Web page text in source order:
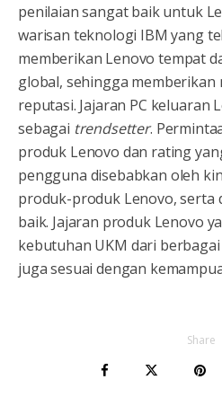
penilaian sangat baik untuk
warisan teknologi IBM yang
memberikan Lenovo tempat
global, sehingga
reputasi. Jajaran PC keluaran
sebagai trendsetter.
produk Lenovo dan rating
pengguna disebabkan oleh
produk-produk Lenovo, serta
baik. Jajaran produk Lenovo
kebutuhan UKM dari
juga sesuai dengan
Share